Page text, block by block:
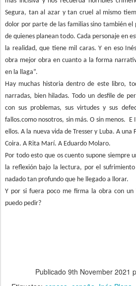
Segura, tan al azar y tan cruel al mismo
dolor por parte de las familias sino también
de quienes planean todo. Cada personaje en
la realidad, que tiene mil caras. Y en eso
obra mejor obra en cuanto a la forma
en la llaga”.
Hay muchas historia dentro de este libro,
narradas, bien hiladas. Todo un desfile de
con sus problemas, sus virtudes y sus
fallos.como nosotros, sin más. O sin menos. E
ellos. A la nueva vida de Tresser y Luba. A
Coira. A Rita Marí. A Eduardo Molaro.
Por todo esto que os cuento supone siempre
la reflexión bajo la lectura, por el
nadado tan profundo que he llegado a llorar.
Y por si fuera poco me firma la obra con un
puedo pedir?
Publicado 9th November 2021